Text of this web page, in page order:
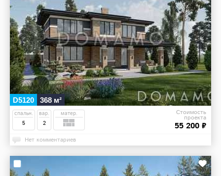
D5120 368 м²
спальн.
5
вар.
2
матер. Стоимость
проекта
55 200 ₽
Нет комментариев